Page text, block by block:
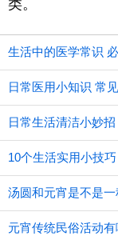
类。
生活中的医学常识
日常医用小知识 常
日常生活清洁小妙
10个生活实用小技
汤圆和元宵是不是
元宵传统民俗活动